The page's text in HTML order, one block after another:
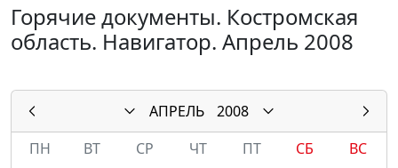
Горячие документы. Костромская
область. Навигатор. Апрель 2008
АПРЕЛЬ
2008
ПН
ВТ СР ЧТ ПТ СБ
ВС